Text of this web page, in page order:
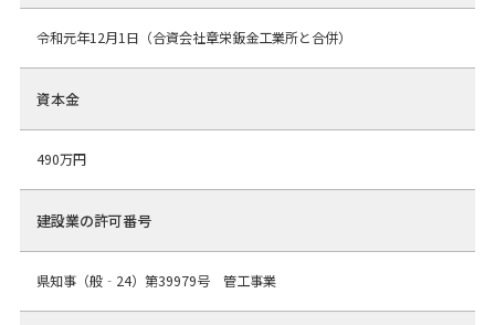
令和元年12月1日（合資会社章栄鈑金工業所と合併）
資本金
490万円
建設業の許可番号
県知事（般‐24）第39979号 管工事業